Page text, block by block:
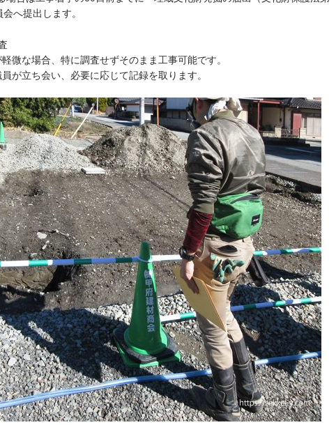
へ提出します。
微な場合、特に調査せずそのまま工事可能です。
が立ち会い、必要に応じて記録を取ります。